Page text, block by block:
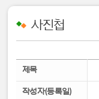
사진첩
제목
작성자(등록일)